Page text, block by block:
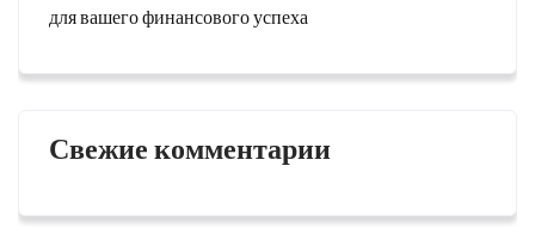
для вашего финансового успеха
Свежие комментарии